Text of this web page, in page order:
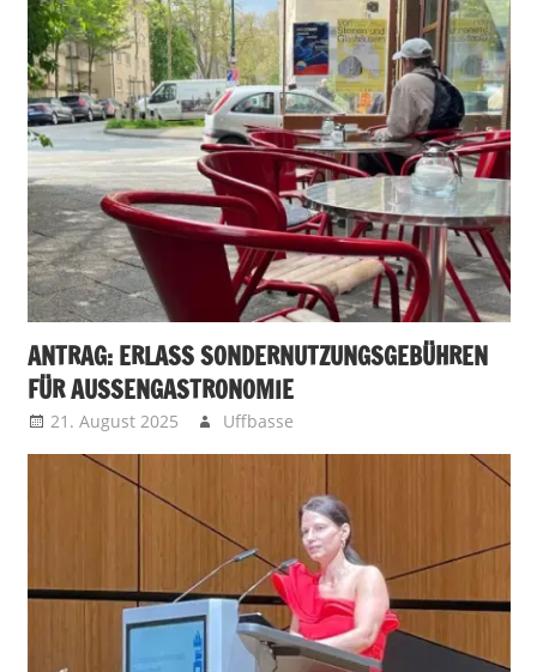
ANTRAG: ERLASS SONDERNUTZUNGSGEBÜHREN
FÜR AUSSENGASTRONOMIE
21. August 2025 Uffbasse